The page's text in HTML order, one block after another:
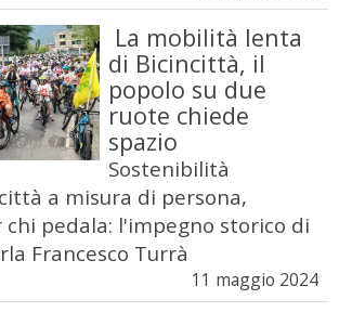
La mobilità lenta
di Bicincittà, il
popolo su due
ruote chiede
spazio
Sostenibilità
a misura di persona,
chi pedala: l'impegno storico di
Francesco Turrà
11 maggio 2024